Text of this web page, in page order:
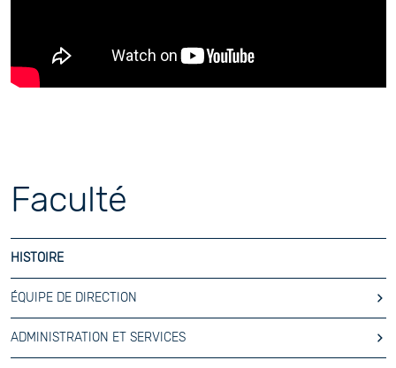
Faculté
HISTOIRE
ÉQUIPE DE DIRECTION
ADMINISTRATION ET SERVICES